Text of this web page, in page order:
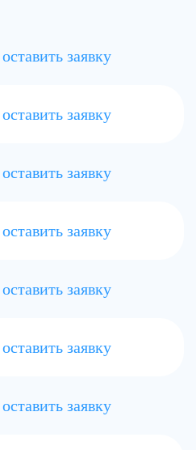
оставить заявку
оставить заявку
оставить заявку
оставить заявку
оставить заявку
оставить заявку
оставить заявку